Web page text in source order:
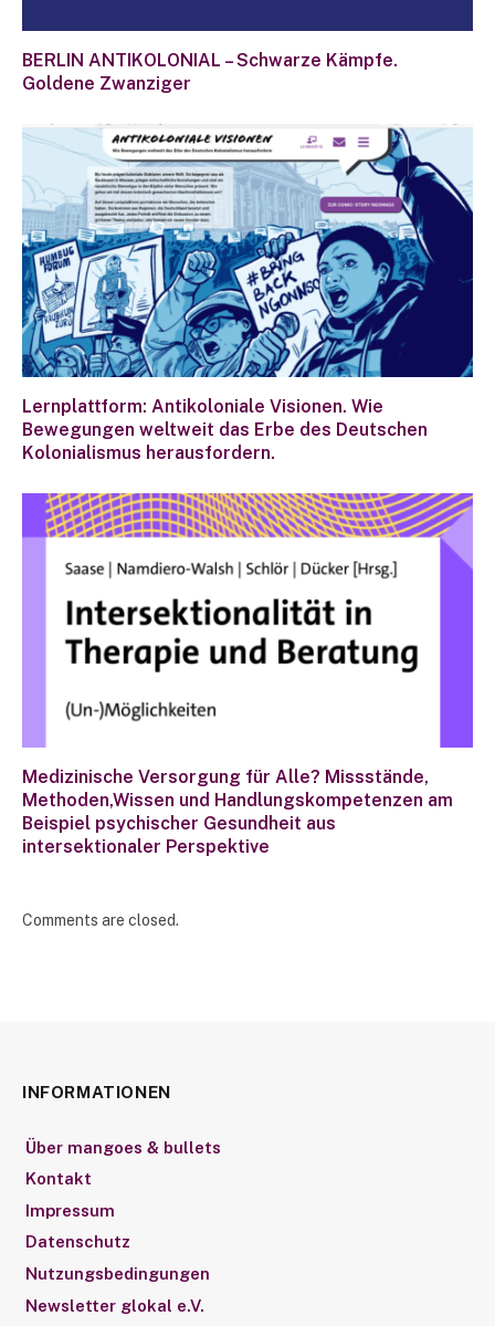
BERLIN ANTIKOLONIAL – Schwarze Kämpfe.
Goldene Zwanziger
Lernplattform: Antikoloniale Visionen. Wie
Bewegungen weltweit das Erbe des Deutschen
Kolonialismus herausfordern.
Medizinische Versorgung für Alle? Missstände,
Methoden,Wissen und Handlungskompetenzen am
Beispiel psychischer Gesundheit aus
intersektionaler Perspektive
Comments are closed.
INFORMATIONEN
Über mangoes & bullets
Kontakt
Impressum
Datenschutz
Nutzungsbedingungen
Newsletter glokal e.V.